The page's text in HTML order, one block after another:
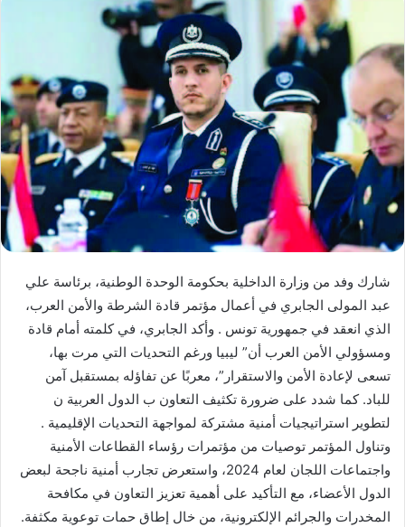
شارك وفد من وزارة الداخلية بحكومة الوحدة الوطنية، برئاسة علي
عبد المولى الجابري في أعمال مؤتمر قادة الشرطة والأمن العرب،
الذي انعقد في جمهورية تونس . وأكد الجابري، في كلمته أمام قادة
ومسؤولي الأمن العرب أن” ليبيا ورغم التحديات التي مرت بها،
تسعى لإعادة الأمن والاستقرار”، معربًا عن تفاؤله بمستقبل آمن
للباد. كما شدد على ضرورة تكثيف التعاون ب الدول العربية ن
لتطوير استراتيجيات أمنية مشتركة لمواجهة التحديات الإقليمية .
وتناول المؤتمر توصيات من مؤتمرات رؤساء القطاعات الأمنية
واجتماعات اللجان لعام 2024، واستعرض تجارب أمنية ناجحة لبعض
الدول الأعضاء، مع التأكيد على أهمية تعزيز التعاون في مكافحة
المخدرات والجرائم الإلكترونية، من خال إطاق حمات توعوية مكثفة.